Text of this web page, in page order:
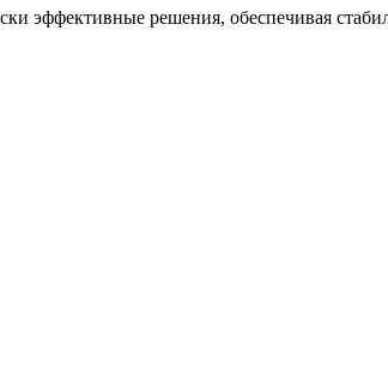
эффективные решения, обеспечивая